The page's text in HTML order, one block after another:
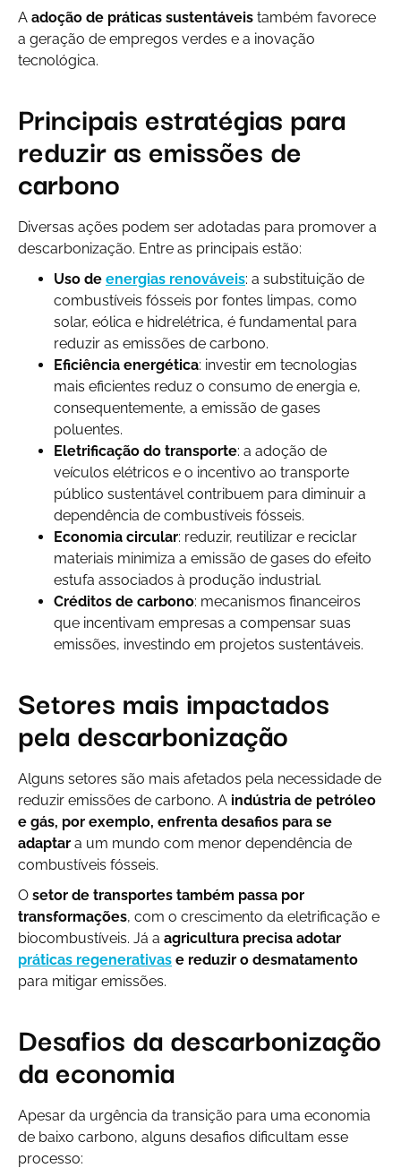
A adoção de práticas sustentáveis também favorece
a geração de empregos verdes e a inovação
tecnológica.
Principais estratégias para
reduzir as emissões de
carbono
Diversas ações podem ser adotadas para promover a
descarbonização. Entre as principais estão:
Uso de energias renováveis: a substituição de
combustíveis fósseis por fontes limpas, como
solar, eólica e hidrelétrica, é fundamental para
reduzir as emissões de carbono.
Eficiência energética: investir em tecnologias
mais eficientes reduz o consumo de energia e,
consequentemente, a emissão de gases
poluentes.
Eletrificação do transporte: a adoção de
veículos elétricos e o incentivo ao transporte
público sustentável contribuem para diminuir a
dependência de combustíveis fósseis.
Economia circular: reduzir, reutilizar e reciclar
materiais minimiza a emissão de gases do efeito
estufa associados à produção industrial.
Créditos de carbono: mecanismos financeiros
que incentivam empresas a compensar suas
emissões, investindo em projetos sustentáveis.
Setores mais impactados
pela descarbonização
Alguns setores são mais afetados pela necessidade de
reduzir emissões de carbono. A indústria de petróleo
e gás, por exemplo, enfrenta desafios para se
adaptar a um mundo com menor dependência de
combustíveis fósseis.
O setor de transportes também passa por
transformações, com o crescimento da eletrificação e
biocombustíveis. Já a agricultura precisa adotar
práticas regenerativas e reduzir o desmatamento
para mitigar emissões.
Desafios da descarbonização
da economia
Apesar da urgência da transição para uma economia
de baixo carbono, alguns desafios dificultam esse
processo: